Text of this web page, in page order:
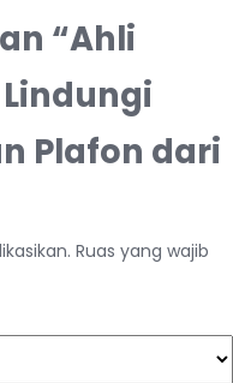
“Ahli
Plafon dari
Ruas yang wajib